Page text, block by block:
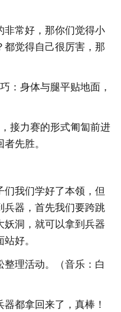
非常好，那你们觉得小
都觉得自己很厉害，那
：身体与腿平贴地面，
接力赛的形式匍匐前进
先胜。
们我们学好了本领，但
兵器，首先我们要跨跳
妖洞，就可以拿到兵器
好。
理活动。（音乐：白
都拿回来了，真棒！